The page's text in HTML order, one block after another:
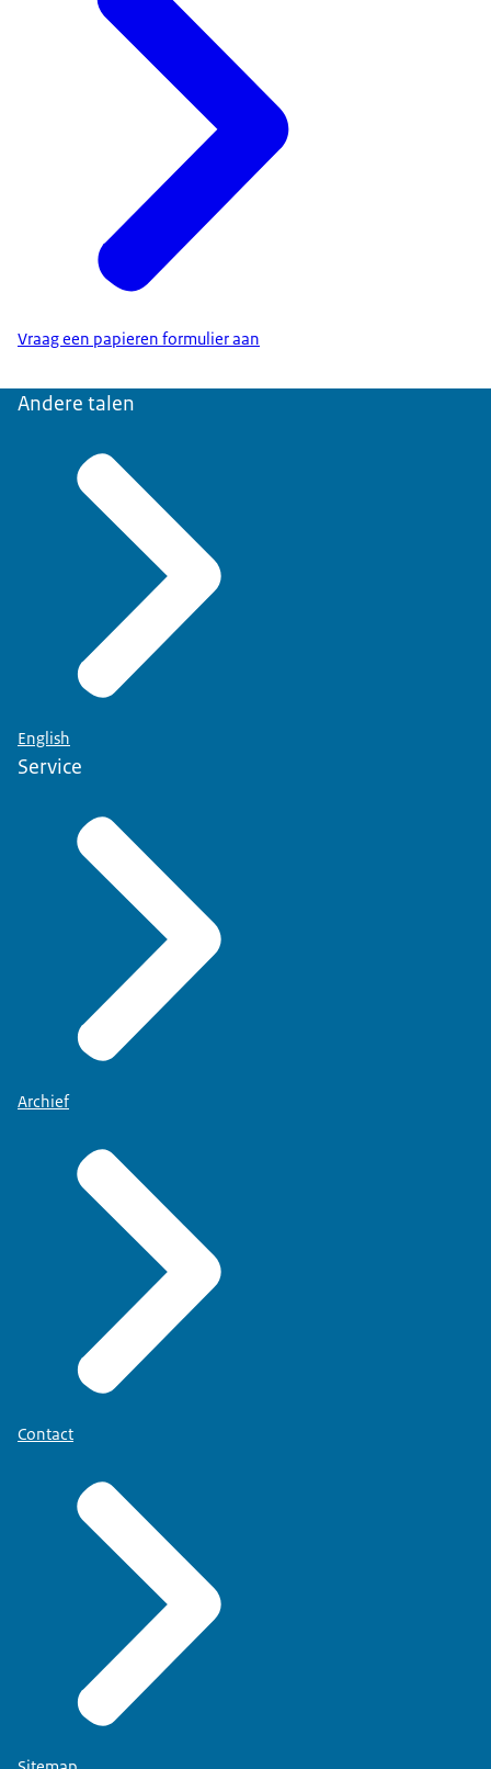
Vraag een papieren formulier aan
Andere talen
English
Service
Archief
Contact